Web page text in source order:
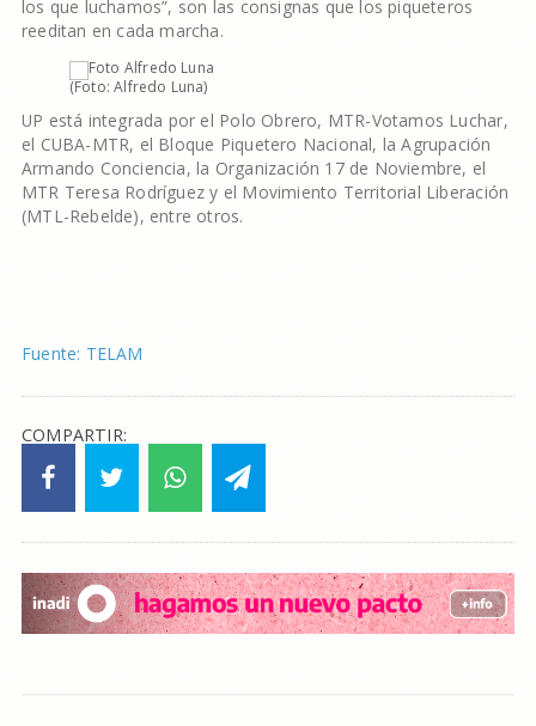
los que luchamos”, son las consignas que los piqueteros
reeditan en cada marcha.
(Foto: Alfredo Luna)
UP está integrada por el Polo Obrero, MTR-Votamos Luchar,
el CUBA-MTR, el Bloque Piquetero Nacional, la Agrupación
Armando Conciencia, la Organización 17 de Noviembre, el
MTR Teresa Rodríguez y el Movimiento Territorial Liberación
(MTL-Rebelde), entre otros.
Fuente: TELAM
COMPARTIR: